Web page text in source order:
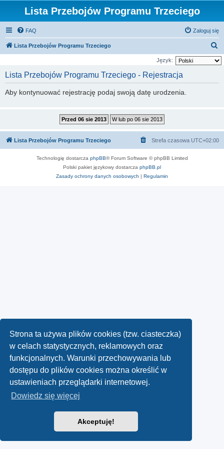
Strona ta używa plików cookies (tzw. ciasteczka)
w celach statystycznych, reklamowych oraz
funkcjonalnych. Warunki przechowywania lub
dostępu do plików cookies można określić w
ustawieniach przeglądarki internetowej.
Dowiedz się więcej
Akceptuję!
Lista Przebojów Programu Trzeciego
FAQ Zaloguj się
Lista Przebojów Programu Trzeciego
z
Język:
Lista Przebojów Programu Trzeciego - Rejestracja
Aby kontynuować rejestrację podaj swoją datę urodzenia.
Lista Przebojów Programu Trzeciego Strefa czasowa UTC+02:00
Technologię dostarcza phpBB® Forum Software © phpBB Limited
Polski pakiet językowy dostarcza phpBB.pl
Zasady ochrony danych osobowych
Regulamin